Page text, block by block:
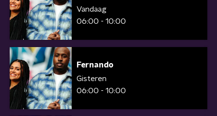
Vandaag
06:00 - 10:00
Fernando
Gisteren
06:00 - 10:00